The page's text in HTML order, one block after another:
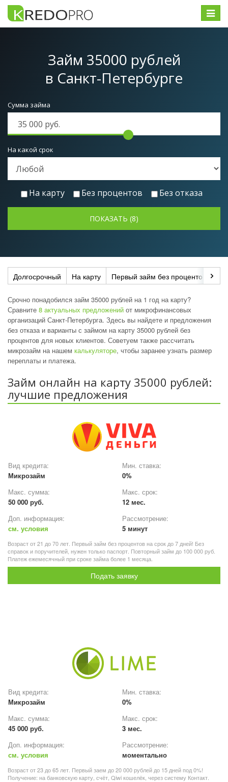
Меню
Займ 35000 рублей
в Санкт-Петербурге
Сумма займа
На какой срок
На карту Без процентов Без отказа
Долгосрочный На карту Первый займ без процентов
Срочно понадобился займ 35000 рублей на 1 год на карту?
Сравните 8 актуальных предложений от микрофинансовых
организаций Санкт-Петербурга. Здесь вы найдете и предложения
без отказа и варианты с займом на карту 35000 рублей без
процентов для новых клиентов. Советуем также рассчитать
микрозайм на нашем калькуляторе, чтобы заранее узнать размер
переплаты и платежа.
Займ онлайн на карту 35000 рублей:
лучшие предложения
Вид кредита:
Микрозайм
Мин. ставка:
0%
Макс. сумма:
50 000 руб.
Макс. срок:
12 мес.
Доп. информация:
см. условия
Рассмотрение:
5 минут
Возраст от 21 до 70 лет. Первый займ без процентов на срок до 7 дней! Без
справок и поручителей, нужен только паспорт. Повторный займ до 100 000 руб.
Платеж ежемесячный при сроке займа более 1 месяца.
Подать заявку
Вид кредита:
Микрозайм
Мин. ставка:
0%
Макс. сумма:
45 000 руб.
Макс. срок:
3 мес.
Доп. информация:
см. условия
Рассмотрение:
моментально
Возраст от 23 до 65 лет. Первый заем до 20 000 рублей до 15 дней под 0%!
Получение: на банковскую карту, счёт, Qiwi кошелёк, через систему Контакт.